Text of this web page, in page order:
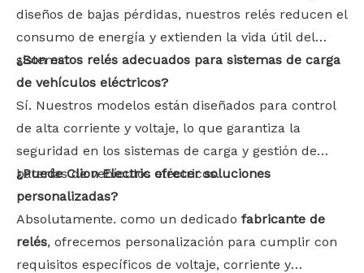
diseños de bajas pérdidas, nuestros relés reducen el
consumo de energía y extienden la vida útil del
sistema.
¿Son estos relés adecuados para sistemas de carga
de vehículos eléctricos?
Sí. Nuestros modelos están diseñados para control
de alta corriente y voltaje, lo que garantiza la
seguridad en los sistemas de carga y gestión de
baterías de vehículos eléctricos.
¿Puede Clion Electric ofrecer soluciones
personalizadas?
Absolutamente. como un dedicado fabricante de
relés, ofrecemos personalización para cumplir con
requisitos específicos de voltaje, corriente y